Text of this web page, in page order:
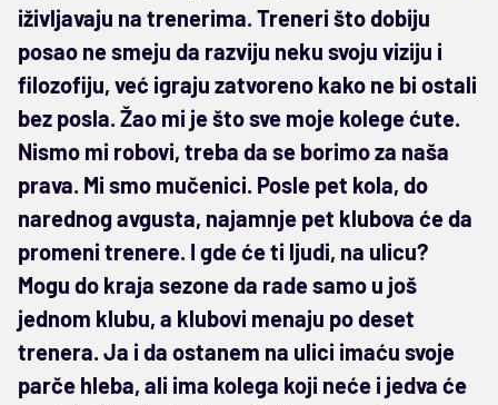
iživljavaju na trenerima. Treneri što dobiju
posao ne smeju da razviju neku svoju viziju i
filozofiju, već igraju zatvoreno kako ne bi ostali
bez posla. Žao mi je što sve moje kolege ćute.
Nismo mi robovi, treba da se borimo za naša
prava. Mi smo mučenici. Posle pet kola, do
narednog avgusta, najamnje pet klubova će da
promeni trenere. I gde će ti ljudi, na ulicu?
Mogu do kraja sezone da rade samo u još
jednom klubu, a klubovi menaju po deset
trenera. Ja i da ostanem na ulici imaću svoje
parče hleba, ali ima kolega koji neće i jedva će